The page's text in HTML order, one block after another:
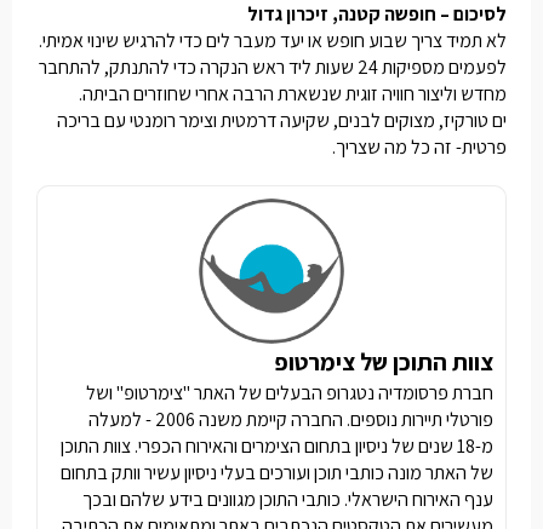
לסיכום – חופשה קטנה, זיכרון גדול
לא תמיד צריך שבוע חופש או יעד מעבר לים כדי להרגיש שינוי אמיתי.
לפעמים מספיקות 24 שעות ליד ראש הנקרה כדי להתנתק, להתחבר
מחדש וליצור חוויה זוגית שנשארת הרבה אחרי שחוזרים הביתה.
ים טורקיז, מצוקים לבנים, שקיעה דרמטית וצימר רומנטי עם בריכה
פרטית- זה כל מה שצריך.
צוות התוכן של צימרטופ
חברת פרסומדיה נטגרופ הבעלים של האתר "צימרטופ" ושל
פורטלי תיירות נוספים. החברה קיימת משנה 2006 - למעלה
מ-18 שנים של ניסיון בתחום הצימרים והאירוח הכפרי. צוות התוכן
של האתר מונה כותבי תוכן ועורכים בעלי ניסיון עשיר וותק בתחום
ענף האירוח הישראלי. כותבי התוכן מגוונים בידע שלהם ובכך